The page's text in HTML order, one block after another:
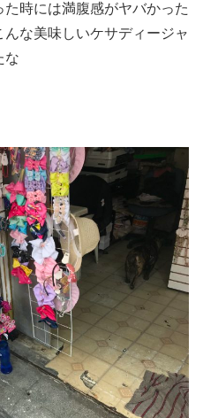
時には満腹感がヤバかった
な美味しいケサディージャ
な